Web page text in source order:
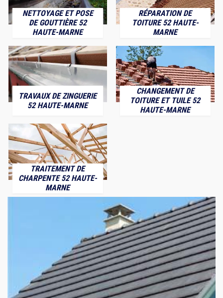
NETTOYAGE ET POSE
DE GOUTTIÈRE 52
HAUTE-MARNE
RÉPARATION DE
TOITURE 52 HAUTE-
MARNE
TRAVAUX DE ZINGUERIE
52 HAUTE-MARNE
CHANGEMENT DE
TOITURE ET TUILE 52
HAUTE-MARNE
TRAITEMENT DE
CHARPENTE 52 HAUTE-
MARNE